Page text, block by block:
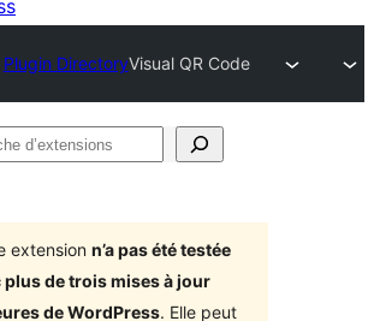
Plugin DirectoryVisual QR Code
extension n’a pas été testée
plus de trois mises à jour
de WordPress. Elle peut